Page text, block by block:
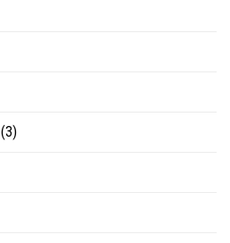
(3)